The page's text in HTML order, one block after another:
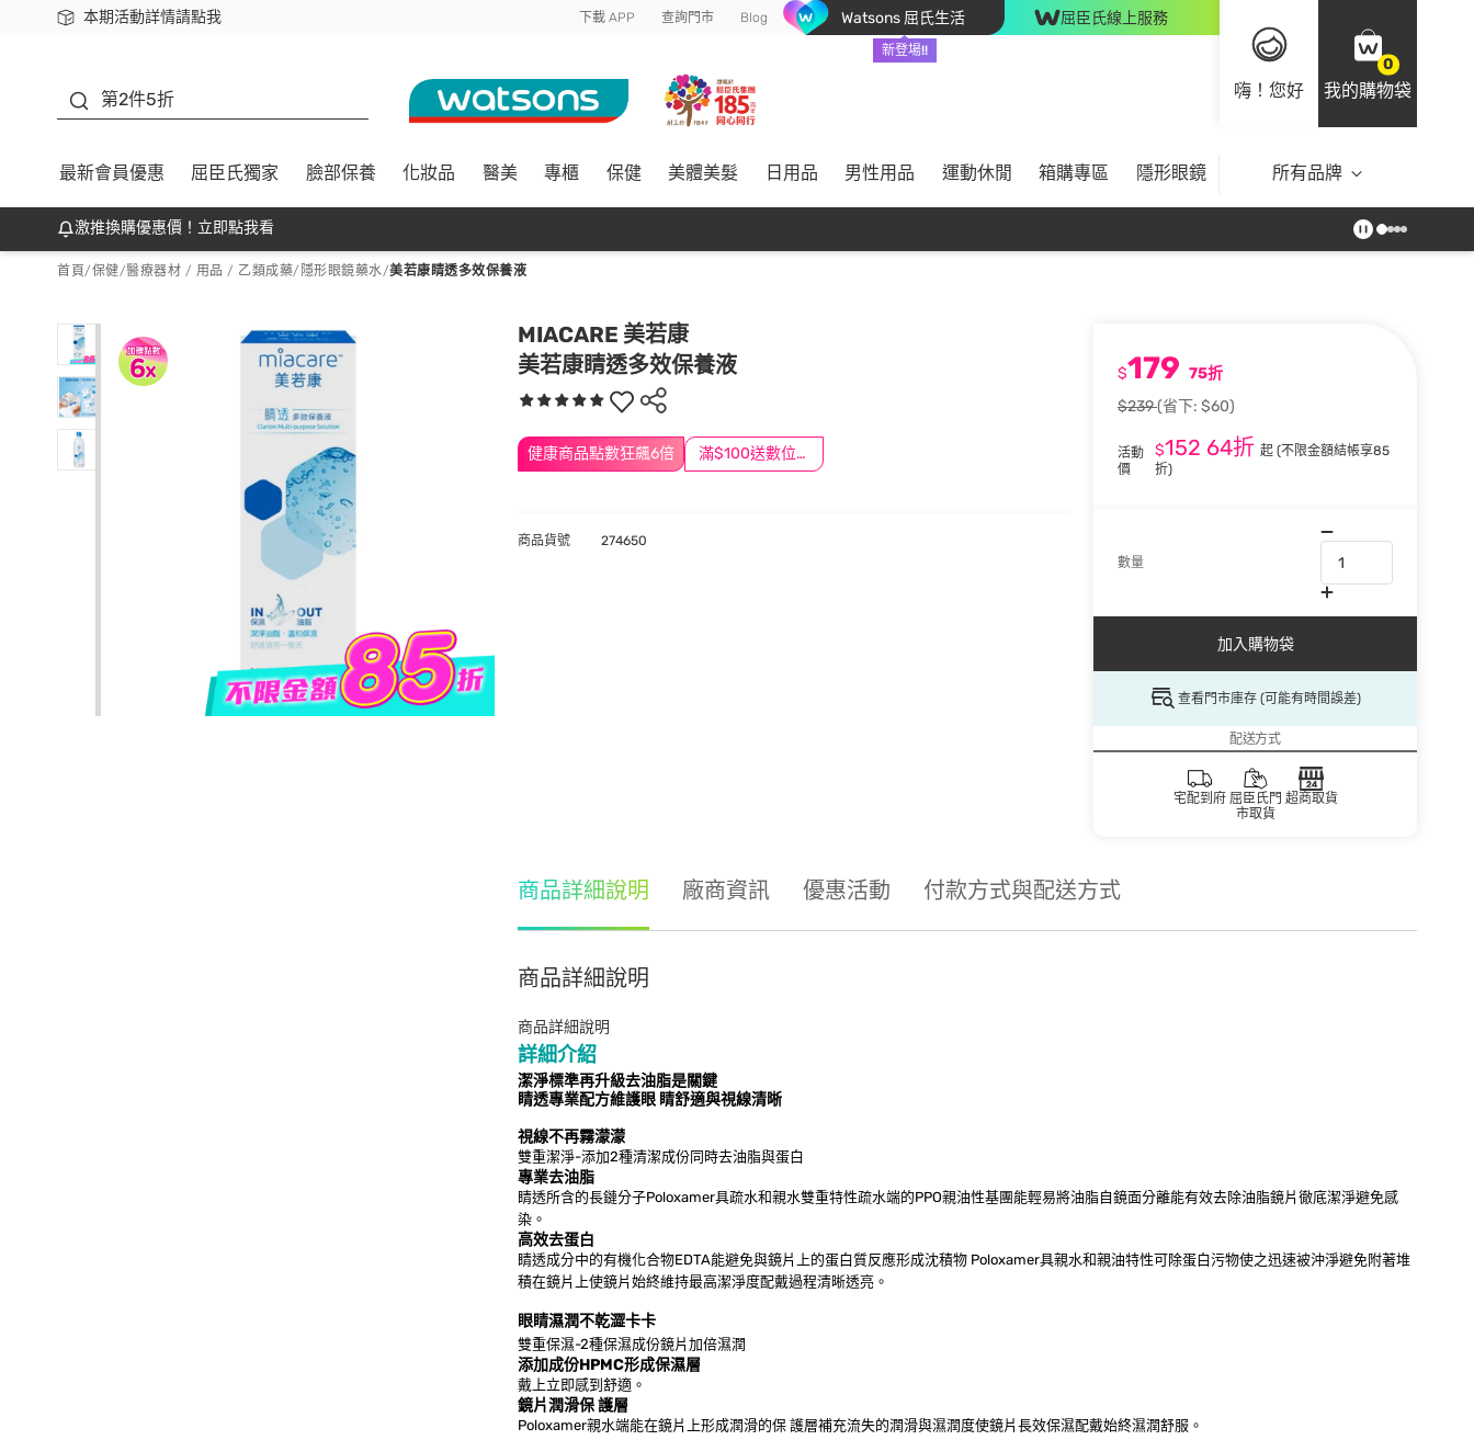
本期活動詳情請點我
下載app最高回饋$350 下載 APP 查詢門市 Blog Watsons 屈氏生活
新登場!!
屈臣氏線上服務
嗨！您好
0
我的購物袋
第2件5折
最新會員優惠 屈臣氏獨家 臉部保養 化妝品 醫美 專櫃 保健 美體美髮 日用品 男性用品 運動休閒 箱購專區 隱形眼鏡 所有品牌
激推換購優惠價！立即點我看
首頁/保健/醫療器材 / 用品 / 乙類成藥/ 隱形眼鏡藥水/美若康睛透多效保養液
MIACARE 美若康
美若康睛透多效保養液
健康商品點數狂飆6倍 滿$100送數位印花
$179 75折
$239(省下: $60)
活動
價
$152 64折 起 (不限金額結帳享85
折)
數量
加入購物袋
查看門市庫存 (可能有時間誤差)
配送方式
宅配到府 屈臣氏門
市取貨
超商取貨
商品貨號 274650
商品詳細說明 廠商資訊 優惠活動 付款方式與配送方式
商品詳細說明
商品詳細說明
詳細介紹
潔淨標準再升級去油脂是關鍵
睛透專業配方維護眼 睛舒適與視線清晰
視線不再霧濛濛
雙重潔淨-添加2種清潔成份同時去油脂與蛋白
專業去油脂
睛透所含的長鏈分子Poloxamer具疏水和親水雙重特性疏水端的PPO親油性基團能輕易將油脂自鏡面分離能有效去除油脂鏡片徹底潔淨避免感
染。
高效去蛋白
睛透成分中的有機化合物EDTA能避免與鏡片上的蛋白質反應形成沈積物 Poloxamer具親水和親油特性可除蛋白污物使之迅速被沖淨避免附著堆
積在鏡片上使鏡片始終維持最高潔淨度配戴過程清晰透亮。
眼睛濕潤不乾澀卡卡
雙重保濕-2種保濕成份鏡片加倍濕潤
添加成份HPMC形成保濕層
戴上立即感到舒適。
鏡片潤滑保 護層
Poloxamer親水端能在鏡片上形成潤滑的保 護層補充流失的潤滑與濕潤度使鏡片長效保濕配戴始終濕潤舒服。